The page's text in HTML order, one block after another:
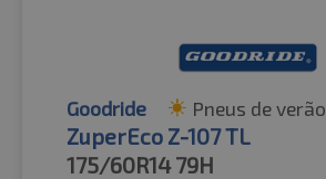
Goodride Pneus de verão
ZuperEco Z-107 TL
175/60R14 79H